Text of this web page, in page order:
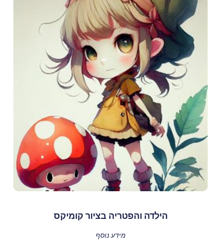
הילדה והפטריה בציור קומיקס
מידע נוסף